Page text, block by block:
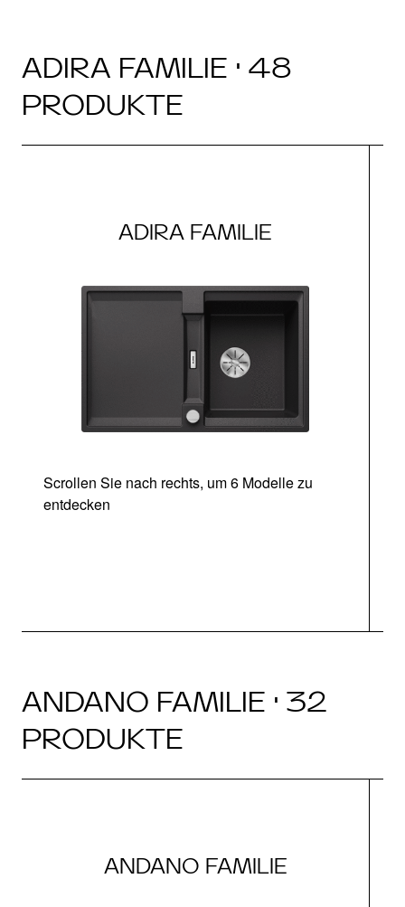
ADIRA FAMILIE · 48
PRODUKTE
ADIRA FAMILIE
Scrollen Sie nach rechts, um 6 Modelle zu
entdecken
ANDANO FAMILIE · 32
PRODUKTE
ANDANO FAMILIE